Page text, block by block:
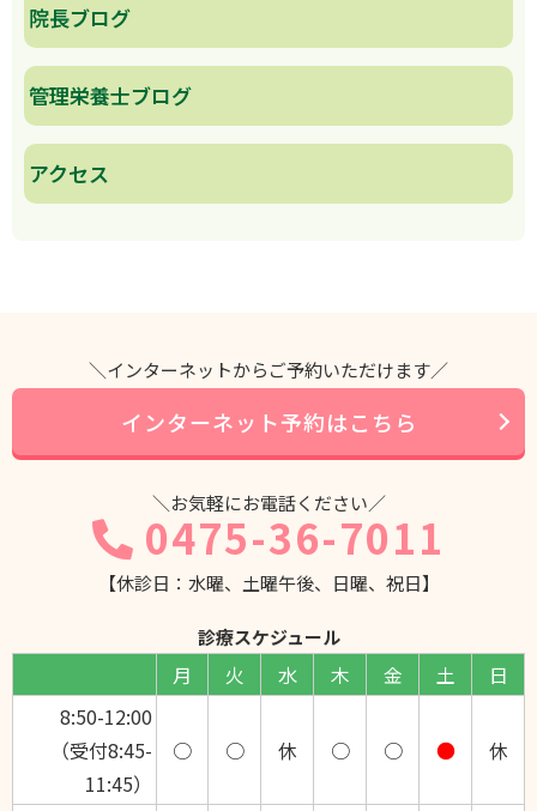
院長ブログ
管理栄養士ブログ
アクセス
＼インターネットからご予約いただけます／
インターネット予約はこちら
＼お気軽にお電話ください／
0475-36-7011
【休診日：水曜、土曜午後、日曜、祝日】
診療スケジュール
月 火 水 木 金 土
日
8:50-12:00
（受付8:45-
11:45）
○ ○ 休 ○ ○ ● 休